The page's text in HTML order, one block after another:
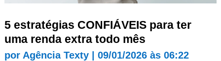
5 estratégias CONFIÁVEIS para ter
uma renda extra todo mês
por Agência Texty| 09/01/2026 às 06:22